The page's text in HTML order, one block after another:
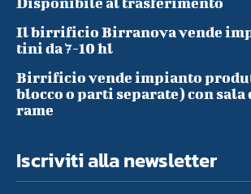
Il birrificio Birranova vende
tini da 7-10 hl
Birrificio vende impianto
blocco o parti separate) con
rame
Iscriviti alla newsletter